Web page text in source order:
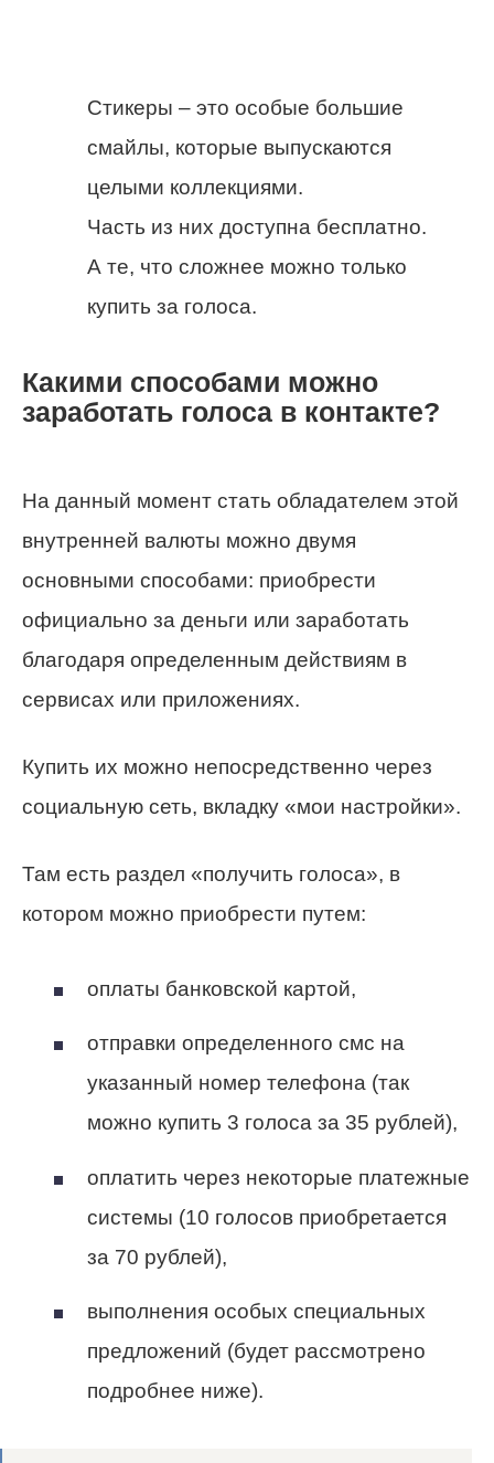
Стикеры – это особые большие
смайлы, которые выпускаются
целыми коллекциями.
Часть из них доступна бесплатно.
А те, что сложнее можно только
купить за голоса.
Какими способами можно
заработать голоса в контакте?
На данный момент стать обладателем этой
внутренней валюты можно двумя
основными способами: приобрести
официально за деньги или заработать
благодаря определенным действиям в
сервисах или приложениях.
Купить их можно непосредственно через
социальную сеть, вкладку «мои настройки».
Там есть раздел «получить голоса», в
котором можно приобрести путем:
оплаты банковской картой,
отправки определенного смс на
указанный номер телефона (так
можно купить 3 голоса за 35 рублей),
оплатить через некоторые платежные
системы (10 голосов приобретается
за 70 рублей),
выполнения особых специальных
предложений (будет рассмотрено
подробнее ниже).